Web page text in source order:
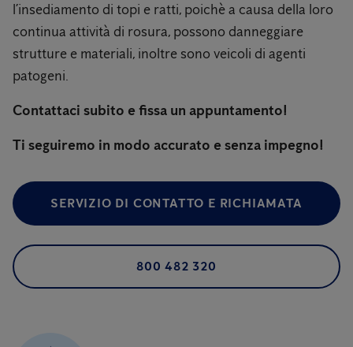
l’insediamento di topi e ratti, poichè a causa della loro
continua attività di rosura, possono danneggiare
strutture e materiali, inoltre sono veicoli di agenti
patogeni.
Contattaci subito e fissa un appuntamento!
Ti seguiremo in modo accurato e senza impegno!
SERVIZIO DI CONTATTO E RICHIAMATA
800 482 320